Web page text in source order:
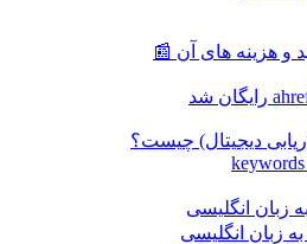
و هزینه های آن 📰
دیجیتال) چیست؟
زبان انگلیسی